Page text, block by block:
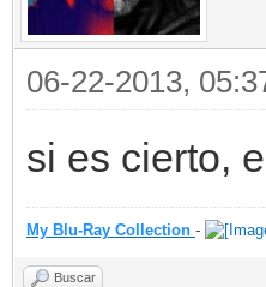
06-22-2013,
si es cierto,
My Blu-Ray Collection -
Buscar